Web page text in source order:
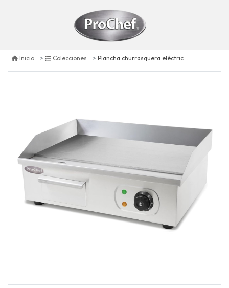
Inicio Colecciones Plancha churrasquera eléctrica 55 x 35 cm. ac inox